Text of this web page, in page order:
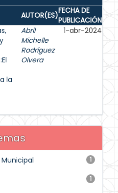
AUTOR(ES)FECHA DE
PUBLICACIÓN
la
Abril
Michelle
Rodríguez
Olvera
1-abr-2024
1
1